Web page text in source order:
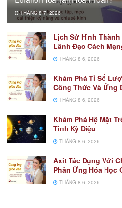
THÁNG 8 7, 2026
Lịch Sử Hình
Lãnh Đạo Cách
THÁNG 8 6, 2026
Khám Phá Tỉ Số
Công Thức Và Ứng
THÁNG 8 6, 2026
Khám Phá Hệ Mặt
Tinh Kỳ Diệu
THÁNG 8 6, 2026
Axit Tác Dụng Với
Phản Ứng Hóa Học
THÁNG 8 6, 2026